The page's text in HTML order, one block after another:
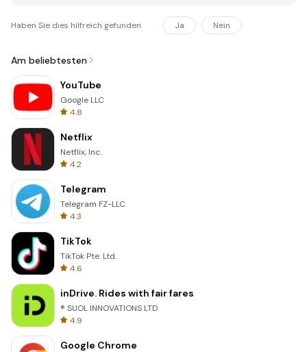
Haben Sie dies hilfreich gefunden Ja Nein
Am beliebtesten
YouTube
Google LLC
4.8
Netflix
Netflix, Inc.
4.2
Telegram
Telegram FZ-LLC
4.3
TikTok
TikTok Pte. Ltd.
4.6
inDrive. Rides with fair fares
® SUOL INNOVATIONS LTD
4.9
Google Chrome